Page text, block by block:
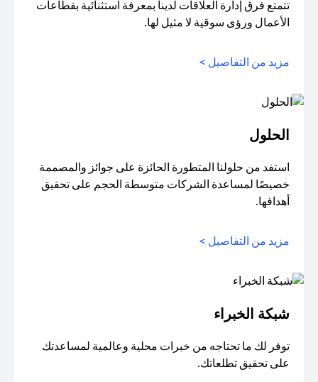
تتمتع فرق إدارة العلاقات لدينا بمعرفة استثنائية بقطاعات
الأعمال ورؤى سوقية لا مثيل لها.
مزيد من التفاصيل >
الحلول
استفد من حلولنا المتطورة الحائزة على جوائز والمصممة
خصيصًا لمساعدة الشركات متوسطة الحجم على تحقيق
أهدافها.
مزيد من التفاصيل >
شبكة الخبراء
توفر لك ما تحتاجه من خبرات محلية وعالمية لمساعدتك
على تحقيق تطلعاتك.